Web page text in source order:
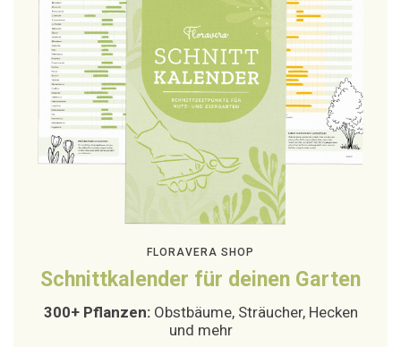
FLORAVERA SHOP
Schnittkalender für deinen Garten
300+ Pflanzen:Obstbäume, Sträucher, Hecken
und mehr